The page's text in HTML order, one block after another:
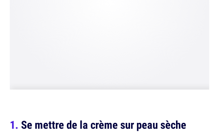
Se mettre de la crème sur peau sèche